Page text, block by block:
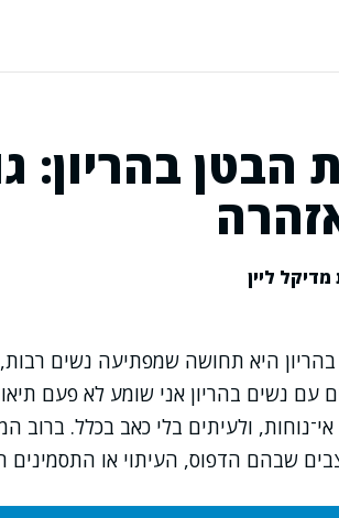
הבטן בהריון:
ליין
היא תחושה שמפתיעה נשים רבות,
עם נשים בהריון אני שומע לא פעם
ולעיתים בלי כאב בכלל. ברוב
שבהם הדפוס, העיתוי או התסמינים